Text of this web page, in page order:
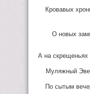
Кровавых
О новых
А на скрещеньях
Муляжный
По сытым